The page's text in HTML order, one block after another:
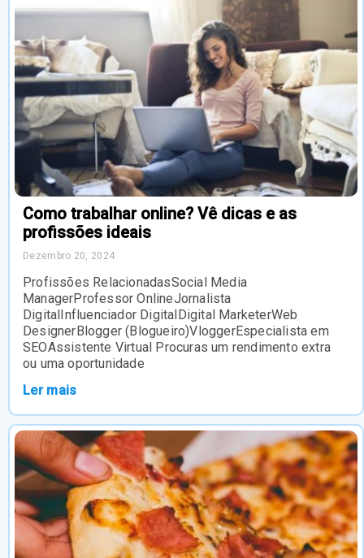
Como trabalhar online? Vê dicas e as
profissões ideais
Dezembro 20, 2024
Profissões RelacionadasSocial Media
ManagerProfessor OnlineJornalista
DigitalInfluenciador DigitalDigital MarketerWeb
DesignerBlogger (Blogueiro)VloggerEspecialista em
SEOAssistente Virtual Procuras um rendimento extra
ou uma oportunidade
Ler mais